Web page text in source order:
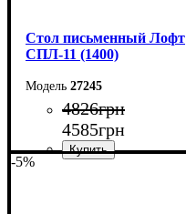
Стол письменный Лофт
СПЛ-11 (1400)
27245
4826грн
4585грн
-5%